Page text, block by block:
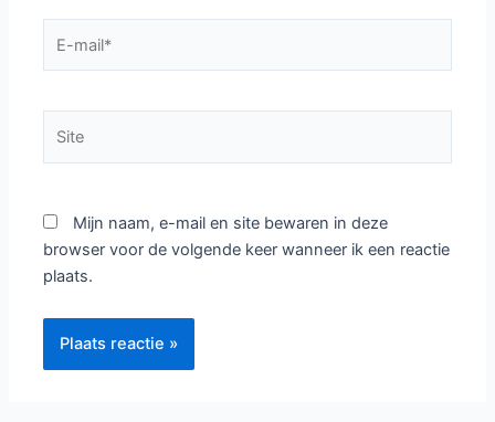
mail*
Mijn naam, e-mail en site bewaren in deze
browser voor de volgende keer wanneer ik een reactie
plaats.